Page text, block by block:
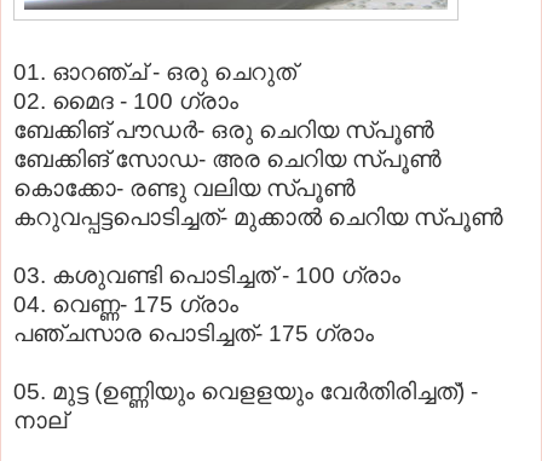
01. ഓറഞ്ച് - ഒരു ചെറുത്
02. മൈദ - 100 ഗ്രാം
ബേക്കിങ് പൗഡര്‍- ഒരു ചെറിയ സ്പൂണ്‍
ബേക്കിങ് സോഡ- അര ചെറിയ സ്പൂണ്‍
കൊക്കോ- രണ്ടു വലിയ സ്പൂണ്‍
കറുവപ്പട്ടപൊടിച്ചത്- മുക്കാല്‍ ചെറിയ സ്പൂണ്‍
03. കശുവണ്ടി പൊടിച്ചത് - 100 ഗ്രാം
04. വെണ്ണ- 175 ഗ്രാം
പഞ്ചസാര പൊടിച്ചത്- 175 ഗ്രാം
05. മുട്ട (ഉണ്ണിയും വെളളയും വേര്‍തിരിച്ചത്) -
നാല്